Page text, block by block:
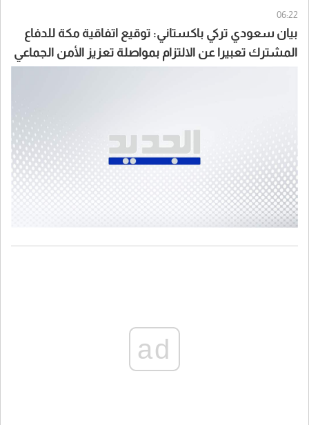
06:22
بيان سعودي تركي باكستاني: توقيع اتفاقية مكة للدفاع
المشترك تعبيرا عن الالتزام بمواصلة تعزيز الأمن الجماعي
ad